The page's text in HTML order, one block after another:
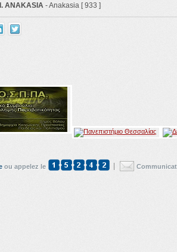
ANAKASIA - Anakasia [ 933 ]
ou appelez le